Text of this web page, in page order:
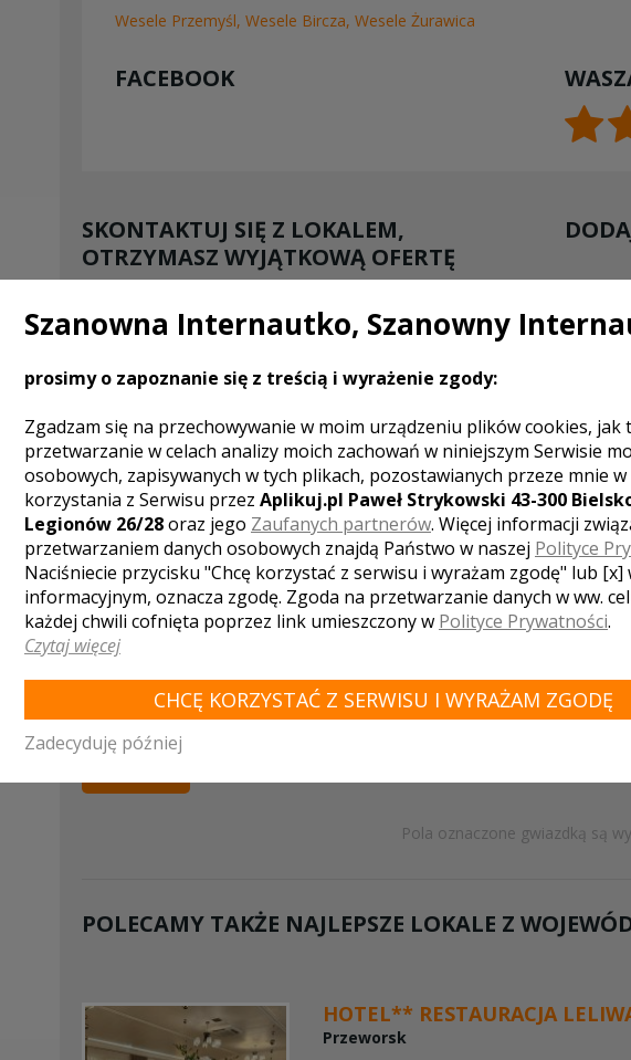
Wesele Przemyśl, Wesele Bircza, Wesele Żurawica
FACEBOOK
SKONTAKTUJ SIĘ Z LOKALEM,
OTRZYMASZ WYJĄTKOWĄ OFERTĘ
Klauzula informacyjna
Twoja
Pola oznaczone gwiazdką są
POLECAMY TAKŻE NAJLEPSZE LOKALE Z
HOTEL** RESTAURACJA
Przeworsk
Szanowna Internautko, Szanowny
prosimy o zapoznanie się z treścią i wyrażenie zgody:
Zgadzam się na przechowywanie w moim urządzeniu plików cookies, jak
przetwarzanie w celach analizy moich zachowań w niniejszym Serwisie
osobowych, zapisywanych w tych plikach, pozostawianych przeze mnie w
korzystania z Serwisu przez Aplikuj.pl Paweł Strykowski 43-300
Legionów 26/28oraz jego Zaufanych partnerów. Więcej informacji
przetwarzaniem danych osobowych znajdą Państwo w naszej Polityce
Naciśniecie przycisku "Chcę korzystać z serwisu i wyrażam zgodę" lub [x]
informacyjnym, oznacza zgodę. Zgoda na przetwarzanie danych w ww.
każdej chwili cofnięta poprzez link umieszczony w Polityce Prywatności.
Czytaj więcej
CHCĘ KORZYSTAĆ Z SERWISU I WYRAŻAM ZGODĘ
Zadecyduję później